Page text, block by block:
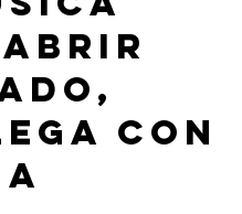
abrir
con